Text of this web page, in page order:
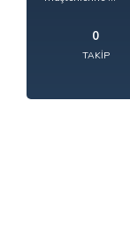
0
TAKIP